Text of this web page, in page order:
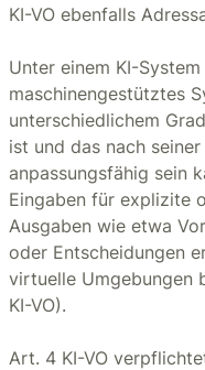
KI-VO ebenfalls
Unter einem KI-
maschinengestütztes
unterschiedlichem
ist und das nach
anpassungsfähig sein
Eingaben für explizite
Ausgaben wie etwa
oder Entscheidungen
virtuelle Umgebungen
KI-VO).
Art. 4 KI-VO